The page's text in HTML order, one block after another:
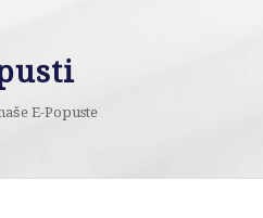
E-Popuste